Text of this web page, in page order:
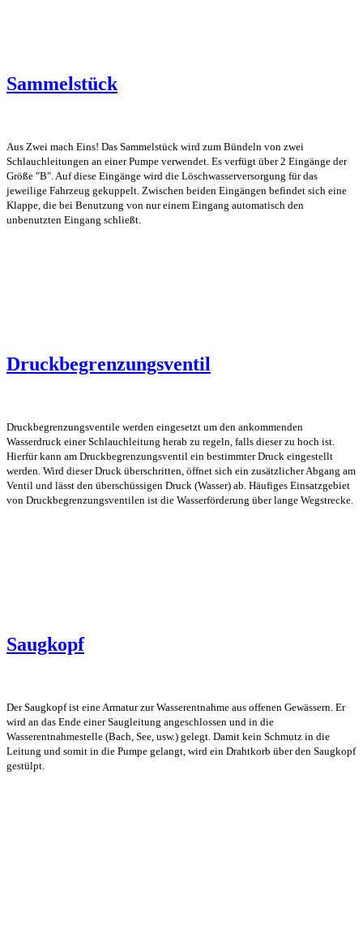
Sammelstück
Aus Zwei mach Eins! Das Sammelstück wird zum Bündeln von zwei
Schlauchleitungen an einer Pumpe verwendet. Es verfügt über 2 Eingänge der
Größe "B". Auf diese Eingänge wird die Löschwasserversorgung für das
jeweilige Fahrzeug gekuppelt. Zwischen beiden Eingängen befindet sich eine
Klappe, die bei Benutzung von nur einem Eingang automatisch den
unbenutzten Eingang schließt.
Druckbegrenzungsventil
Druckbegrenzungsventile werden eingesetzt um den ankommenden
Wasserdruck einer Schlauchleitung herab zu regeln, falls dieser zu hoch ist.
Hierfür kann am Druckbegrenzungsventil ein bestimmter Druck eingestellt
werden. Wird dieser Druck überschritten, öffnet sich ein zusätzlicher Abgang am
Ventil und lässt den überschüssigen Druck (Wasser) ab. Häufiges Einsatzgebiet
von Druckbegrenzungsventilen ist die Wasserförderung über lange Wegstrecke.
Saugkopf
Der Saugkopf ist eine Armatur zur Wasserentnahme aus offenen Gewässern. Er
wird an das Ende einer Saugleitung angeschlossen und in die
Wasserentnahmestelle (Bach, See, usw.) gelegt. Damit kein Schmutz in die
Leitung und somit in die Pumpe gelangt, wird ein Drahtkorb über den Saugkopf
gestülpt.